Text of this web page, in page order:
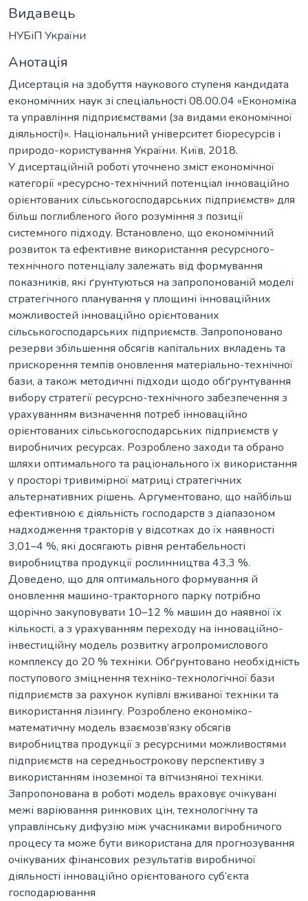
Видавець
НУБіП України
Анотація
Дисертація на здобуття наукового ступеня кандидата
економічних наук зі спеціальності 08.00.04 «Економіка
та управління підприємствами (за видами економічної
діяльності)». Національний університет біоресурсів і
природо-користування України. Київ, 2018.
У дисертаційній роботі уточнено зміст економічної
категорії «ресурсно-технічний потенціал інноваційно
орієнтованих сільськогосподарських підприємств» для
більш поглибленого його розуміння з позиції
системного підходу. Встановлено, що економічний
розвиток та ефективне використання ресурсного-
технічного потенціалу залежать від формування
показників, які ґрунтуються на запропонованій моделі
стратегічного планування у площині інноваційних
можливостей інноваційно орієнтованих
сільськогосподарських підприємств. Запропоновано
резерви збільшення обсягів капітальних вкладень та
прискорення темпів оновлення матеріально-технічної
бази, а також методичні підходи щодо обґрунтування
вибору стратегії ресурсно-технічного забезпечення з
урахуванням визначення потреб інноваційно
орієнтованих сільськогосподарських підприємств у
виробничих ресурсах. Розроблено заходи та обрано
шляхи оптимального та раціонального їх використання
у просторі тривимірної матриці стратегічних
альтернативних рішень. Аргументовано, що найбільш
ефективною є діяльність господарств з діапазоном
надходження тракторів у відсотках до їх наявності
3,01–4 %, які досягають рівня рентабельності
виробництва продукції рослинництва 43,3 %.
Доведено, що для оптимального формування й
оновлення машино-тракторного парку потрібно
щорічно закуповувати 10–12 % машин до наявної їх
кількості, а з урахуванням переходу на інноваційно-
інвестиційну модель розвитку агропромислового
комплексу до 20 % техніки. Обґрунтовано необхідність
поступового зміцнення техніко-технологічної бази
підприємств за рахунок купівлі вживаної техніки та
використання лізингу. Розроблено економіко-
математичну модель взаємозв’язку обсягів
виробництва продукції з ресурсними можливостями
підприємств на середньострокову перспективу з
використанням іноземної та вітчизняної техніки.
Запропонована в роботі модель враховує очікувані
межі варіювання ринкових цін, технологічну та
управлінську дифузію між учасниками виробничого
процесу та може бути використана для прогнозування
очікуваних фінансових результатів виробничої
діяльності інноваційно орієнтованого суб’єкта
господарювання